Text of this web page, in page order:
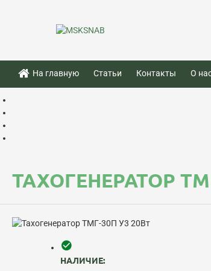
На главную Статьи Контакты О
ТАХОГЕНЕРАТОР
НАЛИЧИЕ: